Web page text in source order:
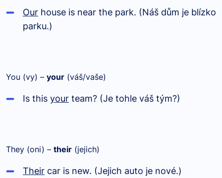
Our house is near the park. (Náš dům je blízko
parku.)
You (vy) – your (váš/vaše)
Is this your team? (Je tohle váš tým?)
They (oni) – their (jejich)
Their car is new. (Jejich auto je nové.)